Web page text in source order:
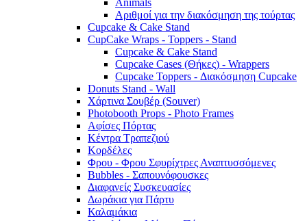
Αριθμοί για την διακόσμηση της τούρτας
Cupcake & Cake Stand
CupCake Wraps - Toppers - Stand
Cupcake & Cake Stand
Cupcake Cases (Θήκες) - Wrappers
Cupcake Toppers - Διακόσμηση Cupcake
Donuts Stand - Wall
Χάρτινα Σουβέρ (Souver)
Photobooth Props - Photo Frames
Αφίσες Πόρτας
Κέντρα Τραπεζιού
Κορδέλες
Φρου - Φρου Σφυρίχτρες Αναπτυσσόμενες
Bubbles - Σαπουνόφουσκες
Διαφανείς Συσκευασίες
Δωράκια για Πάρτυ
Καλαμάκια